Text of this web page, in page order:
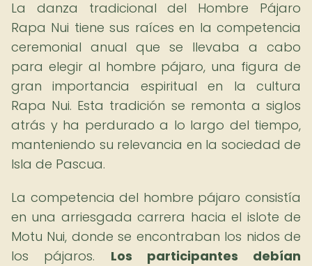
La danza tradicional del Hombre Pájaro
Rapa Nui tiene sus raíces en la competencia
ceremonial anual que se llevaba a cabo
para elegir al hombre pájaro, una figura de
gran importancia espiritual en la cultura
Rapa Nui. Esta tradición se remonta a siglos
atrás y ha perdurado a lo largo del tiempo,
manteniendo su relevancia en la sociedad de
Isla de Pascua.
La competencia del hombre pájaro consistía
en una arriesgada carrera hacia el islote de
Motu Nui, donde se encontraban los nidos de
los pájaros. Los participantes debían